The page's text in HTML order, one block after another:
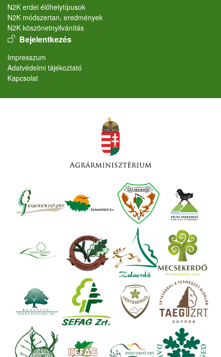
N2K erdei élőhelytípusok
N2K módszertan, eredmények
N2K köszönetnyilvánítás
User account menu
Bejelentkezés
Lábléc
Impresszum
Adatvédelmi tájékoztató
Kapcsolat